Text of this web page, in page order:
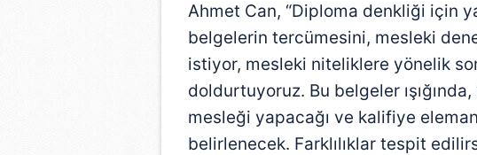
Ahmet Can, “Diploma denkliği için
belgelerin tercümesini, mesleki
istiyor, mesleki niteliklere yönelik
doldurtuyoruz. Bu belgeler
mesleği yapacağı ve kalifiye
belirlenecek. Farklılıklar tespit